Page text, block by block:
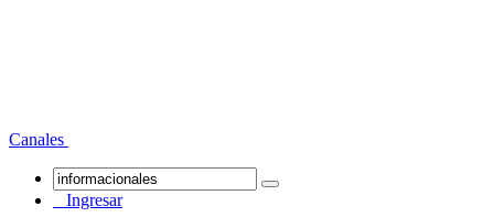
Canales
Ingresar